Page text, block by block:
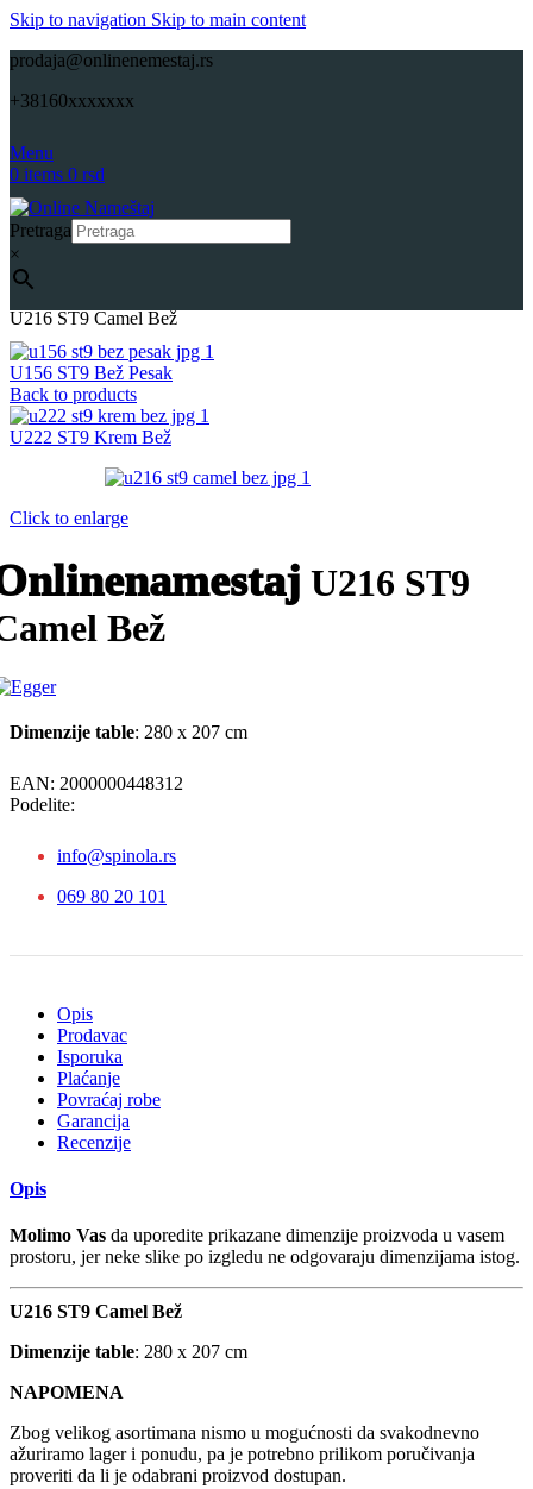
Skip to navigation Skip to main content
prodaja@onlinenemestaj.rs
+38160xxxxxxx
Menu
0 items 0 rsd
Pretraga
×
U216 ST9 Camel Bež
U156 ST9 Bež Pesak
Back to products
U222 ST9 Krem Bež
Click to enlarge
U216 ST9
Bež
Dimenzije table: 280 x 207 cm
EAN: 2000000448312
Podelite:
info@spinola.rs
069 80 20 101
Opis
Prodavac
Isporuka
Plaćanje
Povraćaj robe
Garancija
Recenzije
Opis
Molimo Vas da uporedite prikazane dimenzije proizvoda u vasem
prostoru, jer neke slike po izgledu ne odgovaraju dimenzijama istog.
U216 ST9 Camel Bež
Dimenzije table: 280 x 207 cm
NAPOMENA
Zbog velikog asortimana nismo u mogućnosti da svakodnevno
ažuriramo lager i ponudu, pa je potrebno prilikom poručivanja
proveriti da li je odabrani proizvod dostupan.